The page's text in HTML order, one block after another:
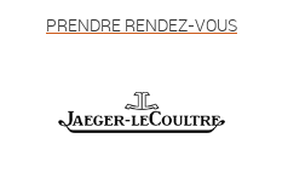
PRENDRE RENDEZ-VOUS